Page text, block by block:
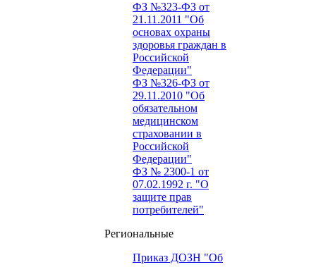
ФЗ №323-ФЗ от
21.11.2011 "Об
основах охраны
здоровья граждан в
Российской
Федерации"
ФЗ №326-ФЗ от
29.11.2010 "Об
обязательном
медицинском
страховании в
Российской
Федерации"
ФЗ № 2300-1 от
07.02.1992 г. "О
защите прав
потребителей"
Региональные
Приказ ДОЗН "Об